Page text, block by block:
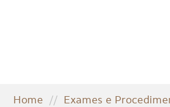
Home // Exames e